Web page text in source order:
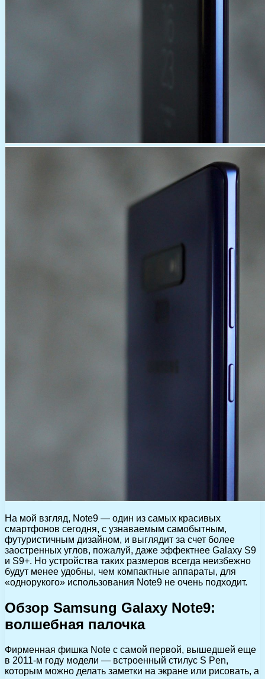
На мой взгляд, Note9 — один из самых красивых
смартфонов сегодня, с узнаваемым самобытным,
футуристичным дизайном, и выглядит за счет более
заостренных углов, пожалуй, даже эффектнее Galaxy S9
и S9+. Но устройства таких размеров всегда неизбежно
будут менее удобны, чем компактные аппараты, для
«однорукого» использования Note9 не очень подходит.
Обзор Samsung Galaxy Note9:
волшебная палочка
Фирменная фишка Note с самой первой, вышедшей еще
в 2011-м году модели — встроенный стилус S Pen,
которым можно делать заметки на экране или рисовать, а